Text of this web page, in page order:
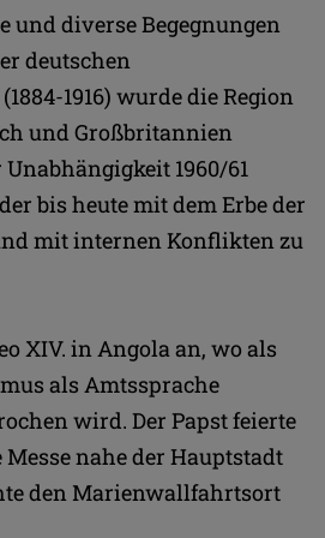
und diverse Begegnungen
deutschen
1916) wurde die Region
und Großbritannien
1960/61
bis heute mit dem Erbe der
mit internen Konflikten zu
XIV. in Angola an, wo als
als Amtssprache
wird. Der Papst feierte
Messe nahe der Hauptstadt
den Marienwallfahrtsort